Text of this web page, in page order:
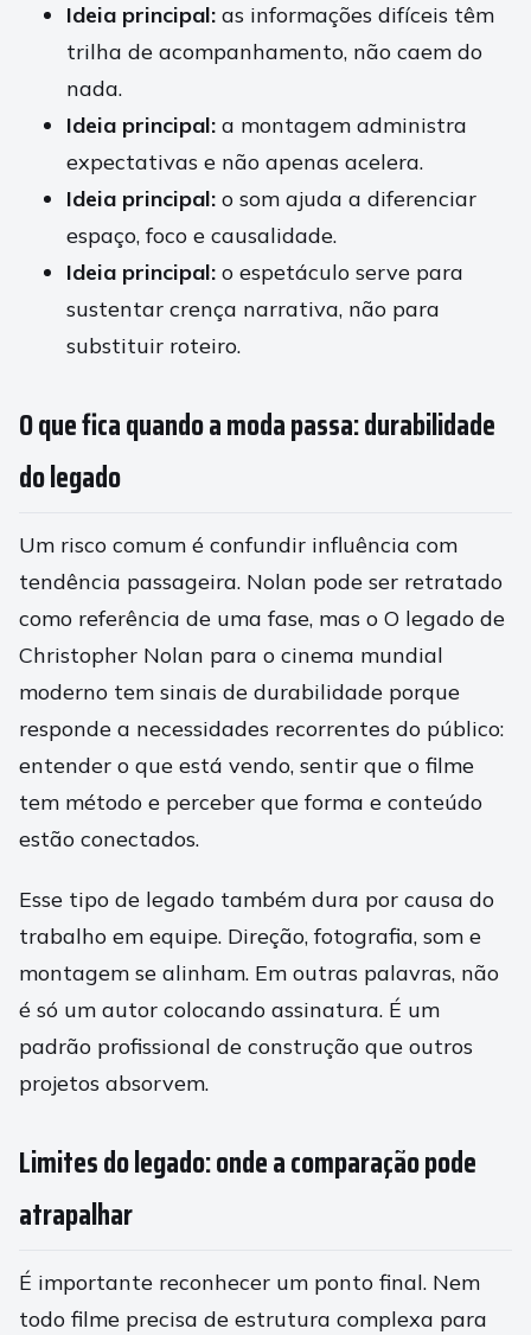
Ideia principal: as informações difíceis têm
trilha de acompanhamento, não caem do
nada.
Ideia principal: a montagem administra
expectativas e não apenas acelera.
Ideia principal: o som ajuda a diferenciar
espaço, foco e causalidade.
Ideia principal: o espetáculo serve para
sustentar crença narrativa, não para
substituir roteiro.
O que fica quando a moda passa: durabilidade
do legado
Um risco comum é confundir influência com
tendência passageira. Nolan pode ser retratado
como referência de uma fase, mas o O legado de
Christopher Nolan para o cinema mundial
moderno tem sinais de durabilidade porque
responde a necessidades recorrentes do público:
entender o que está vendo, sentir que o filme
tem método e perceber que forma e conteúdo
estão conectados.
Esse tipo de legado também dura por causa do
trabalho em equipe. Direção, fotografia, som e
montagem se alinham. Em outras palavras, não
é só um autor colocando assinatura. É um
padrão profissional de construção que outros
projetos absorvem.
Limites do legado: onde a comparação pode
atrapalhar
É importante reconhecer um ponto final. Nem
todo filme precisa de estrutura complexa para